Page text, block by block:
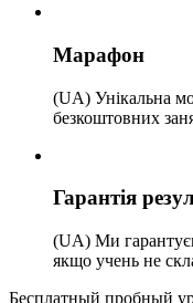
Марафон
(UA) Унікальна
безкоштовних
Гарантія
(UA) Ми
якщо учень не
Бесплатный пробный